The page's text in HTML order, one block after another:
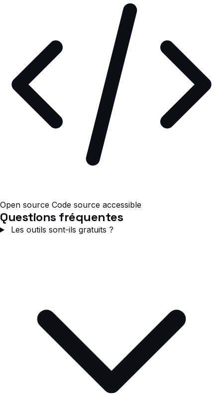
Open source Code source accessible
Questions fréquentes
Les outils sont-ils gratuits ?